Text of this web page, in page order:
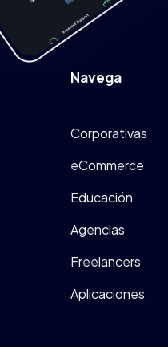
Navega
Corporativas
eCommerce
Educación
Agencias
Freelancers
Aplicaciones